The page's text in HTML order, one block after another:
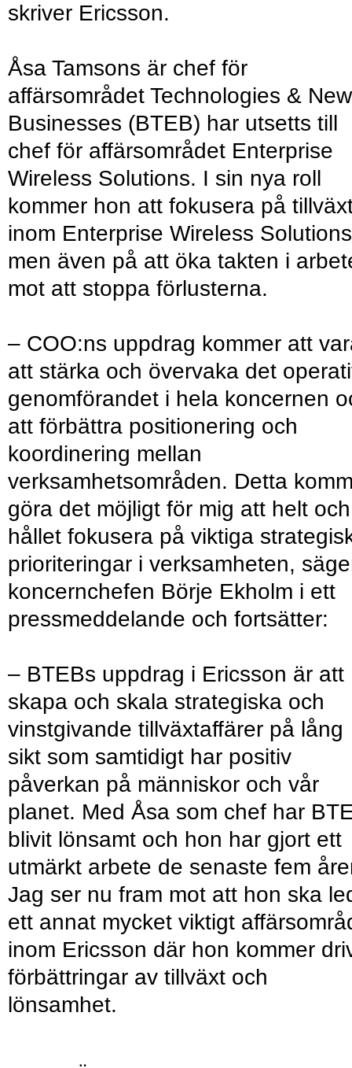
skriver Ericsson.
Åsa Tamsons är chef för
affärsområdet Technologies & New
Businesses (BTEB) har utsetts till
chef för affärsområdet Enterprise
Wireless Solutions. I sin nya roll
kommer hon att fokusera på
inom Enterprise Wireless Solutions
men även på att öka takten i
mot att stoppa förlusterna.
– COO:ns uppdrag kommer att
att stärka och övervaka det
genomförandet i hela koncernen
att förbättra positionering och
koordinering mellan
verksamhetsområden. Detta
göra det möjligt för mig att helt och
hållet fokusera på viktiga
prioriteringar i verksamheten,
koncernchefen Börje Ekholm i ett
pressmeddelande och fortsätter:
– BTEBs uppdrag i Ericsson är att
skapa och skala strategiska och
vinstgivande tillväxtaffärer på lång
sikt som samtidigt har positiv
påverkan på människor och vår
planet. Med Åsa som chef har
blivit lönsamt och hon har gjort ett
utmärkt arbete de senaste fem
Jag ser nu fram mot att hon ska
ett annat mycket viktigt
inom Ericsson där hon kommer
förbättringar av tillväxt och
lönsamhet.